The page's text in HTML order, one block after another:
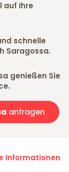
auf Ihre
schnelle
Saragossa.
genießen Sie
anfragen
Informationen